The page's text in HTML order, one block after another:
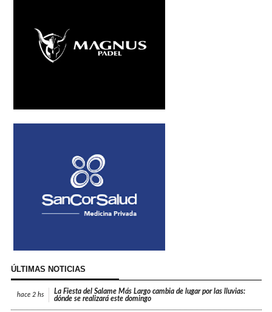
ÚLTIMAS NOTICIAS
hace 2 hs
La Fiesta del Salame Más Largo cambia de lugar por las lluvias:
dónde se realizará este domingo